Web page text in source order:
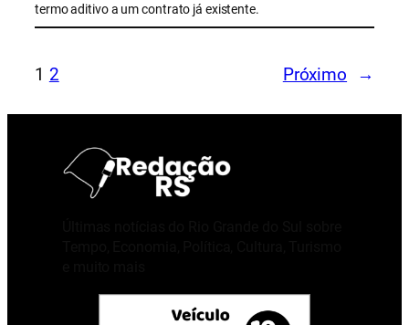
termo aditivo a um contrato já existente.
1 2 Próximo →